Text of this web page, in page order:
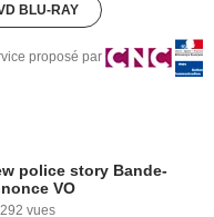
BLU-RAY
proposé par
police story Bande-
VO
vues